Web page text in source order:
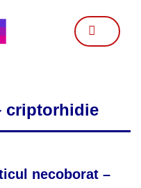
criptorhidie
necoborat –